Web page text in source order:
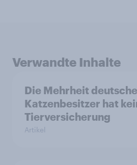
Verwandte Inhalte
Die Mehrheit
Katzenbesitzer hat
Tierversicherung
Artikel